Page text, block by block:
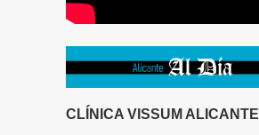
CLÍNICA VISSUM ALICANTE